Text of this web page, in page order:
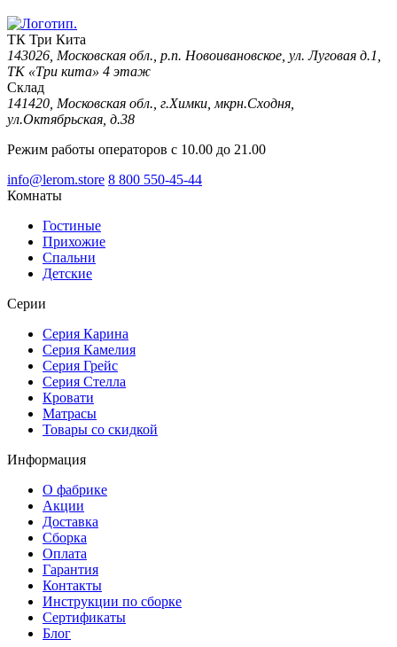
ТК Три Кита
143026, Московская обл., р.п. Новоивановское, ул. Луговая д.1,
ТК «Три кита» 4 этаж
Склад
141420, Московская обл., г.Химки, мкрн.Сходня,
ул.Октябрьская, д.38
Режим работы операторов с 10.00 до 21.00
info@lerom.store 8 800 550-45-44
Комнаты
Гостиные
Прихожие
Спальни
Детские
Серии
Серия Карина
Серия Камелия
Серия Грейс
Серия Стелла
Кровати
Матрасы
Товары со скидкой
Информация
О фабрике
Акции
Доставка
Сборка
Оплата
Гарантия
Контакты
Инструкции по сборке
Сертификаты
Блог